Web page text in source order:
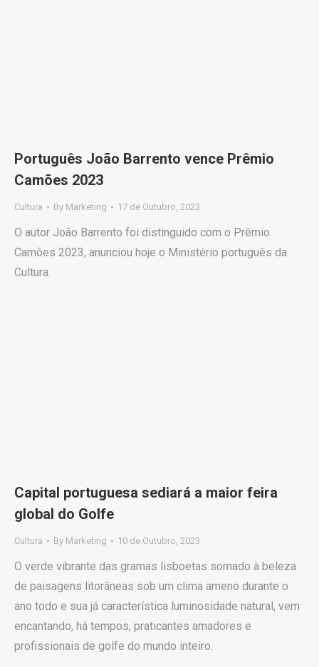
Português João Barrento vence Prêmio
Camões 2023
Cultura By Marketing 17 de Outubro, 2023
O autor João Barrento foi distinguido com o Prêmio
Camões 2023, anunciou hoje o Ministério português da
Cultura.
Capital portuguesa sediará a maior feira
global do Golfe
Cultura By Marketing 10 de Outubro, 2023
O verde vibrante das gramas lisboetas somado à beleza
de paisagens litorâneas sob um clima ameno durante o
ano todo e sua já característica luminosidade natural, vem
encantando, há tempos, praticantes amadores e
profissionais de golfe do mundo inteiro.